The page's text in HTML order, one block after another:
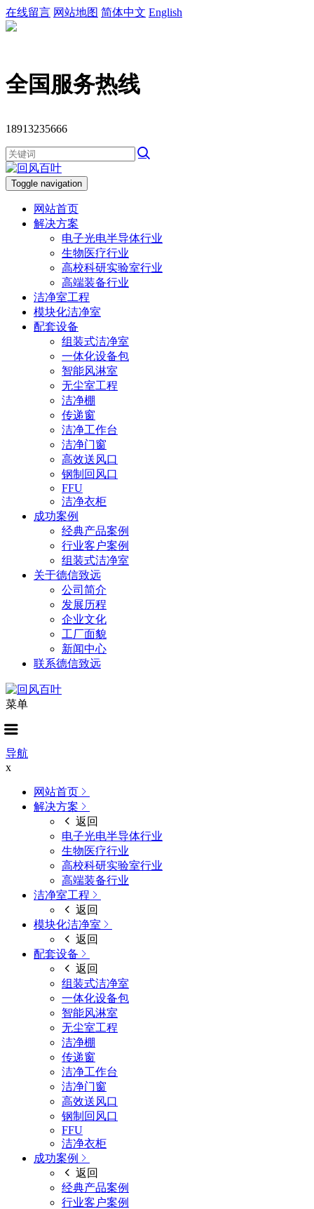
在线留言 网站地图 简体中文 English
全国服务热线
18913235666
Toggle navigation
网站首页
解决方案
电子光电半导体行业
生物医疗行业
高校科研实验室行业
高端装备行业
洁净室工程
模块化洁净室
配套设备
组装式洁净室
一体化设备包
智能风淋室
无尘室工程
洁净棚
传递窗
洁净工作台
洁净门窗
高效送风口
钢制回风口
FFU
洁净衣柜
成功案例
经典产品案例
行业客户案例
组装式洁净室
关于德信致远
公司简介
发展历程
企业文化
工厂面貌
新闻中心
联系德信致远
菜单
导航
x
网站首页
解决方案
返回
电子光电半导体行业
生物医疗行业
高校科研实验室行业
高端装备行业
洁净室工程
返回
模块化洁净室
返回
配套设备
返回
组装式洁净室
一体化设备包
智能风淋室
无尘室工程
洁净棚
传递窗
洁净工作台
洁净门窗
高效送风口
钢制回风口
FFU
洁净衣柜
成功案例
返回
经典产品案例
行业客户案例